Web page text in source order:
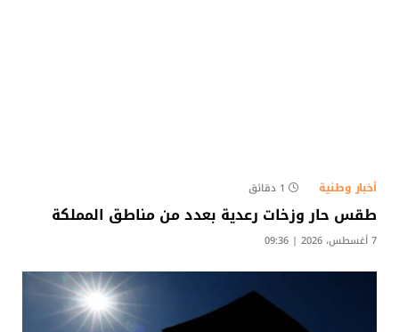
أخبار وطنية 1 دقائق
طقس حار وزخات رعدية بعدد من مناطق المملكة
7 أغسطس، 2026 | 09:36